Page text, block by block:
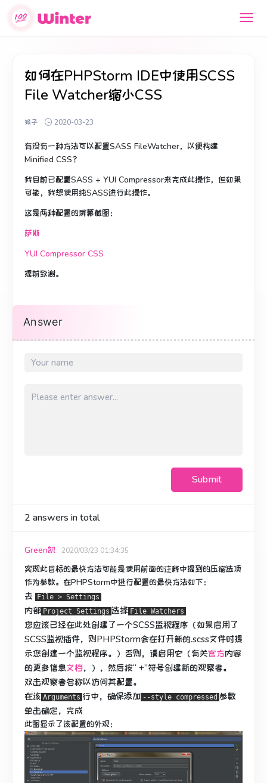
如何在PHPStorm IDE中使用SCSS
File Watcher缩小CSS
猴子 2020-03-23
有没有一种方法可以配置SASS FileWatcher，以便构建
Minified CSS？
我目前已配置SASS + YUI Compressor来完成此操作，但如果
可能，我想使用纯SASS进行此操作。
这是两种配置的屏幕截图：
萨斯
YUI Compressor CSS
提前致谢。
Answer
Submit
2 answers in total
Green凯 2020/03/23 01:34:35
实现此目标的最快方法可能是使用前面的注释中提到的压缩选项
作为参数。 在PHPStorm中进行配置的最快方法如下：
去 File > Settings
内部 Project Settings 选择 File Watchers
您应该已经在此处创建了一个SCSS监视程序（如果启用了
SCSS监视插件，则PHPStorm会在打开新的.scss文件时提
示您创建一个监视程序。）否则，请启用它（有关官方内容
的更多信息文档，），然后按“ +”符号创建新的观察者。
双击观察者名称以访问其配置。
在该 Arguments 行中，确保添加 --style compressed 参数
单击确定，完成
此图显示了该配置的外观：